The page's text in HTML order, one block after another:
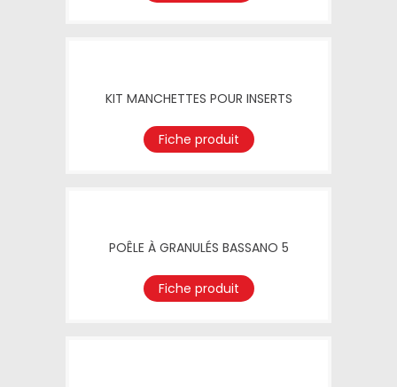
KIT MANCHETTES POUR INSERTS
Fiche produit
POÊLE À GRANULÉS BASSANO 5
Fiche produit